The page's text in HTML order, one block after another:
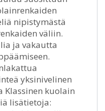
nipistymästä
väliin.
ja vakautta
yksinivelinen
Klassinen kuolain
lisätietoja: